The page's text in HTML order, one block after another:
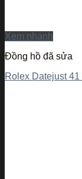
Xem nhanh
Đồng hồ đã sửa
Rolex Datejust